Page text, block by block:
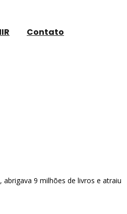
Contato
9 milhões de livros e atraiu